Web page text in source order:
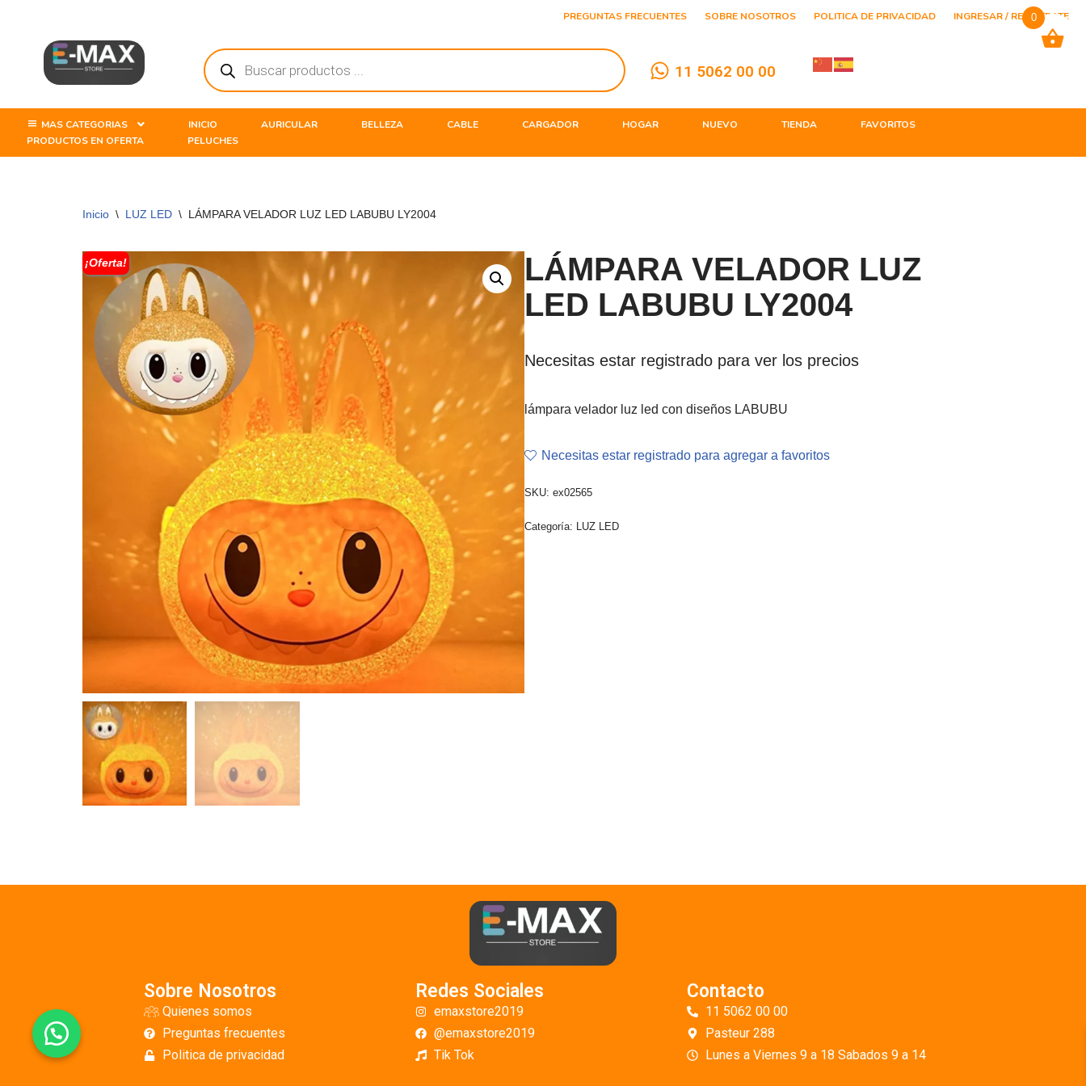
contenido
PREGUNTAS FRECUENTES SOBRE NOSOTROS POLITICA DE PRIVACIDAD INGRESAR / REGISTRATE
11 5062 00 00
MAS CATEGORIAS INICIO AURICULAR BELLEZA CABLE CARGADOR HOGAR NUEVO TIENDA
FAVORITOS
PRODUCTOS EN OFERTA
PELUCHES
Inicio \ LUZ LED \ LÁMPARA VELADOR LUZ LED LABUBU LY2004
¡Oferta!
LÁMPARA VELADOR LUZ
LED LABUBU LY2004
Necesitas estar registrado para ver los precios
lámpara velador luz led con diseños LABUBU
Necesitas estar registrado para agregar a favoritos
SKU:ex02565
Categoría: LUZ LED
Sobre Nosotros
Quienes somos
Preguntas frecuentes
Politica de privacidad
Redes Sociales
emaxstore2019
@emaxstore2019
Tik Tok
Contacto
11 5062 00 00
Pasteur 288
Lunes a Viernes 9 a 18 Sabados 9 a 14
0